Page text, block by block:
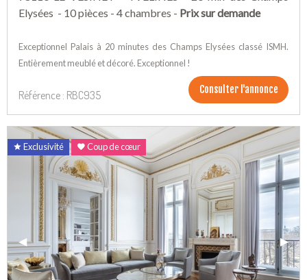
Elysées - 10 pièces - 4 chambres - Prix sur demande
Exceptionnel Palais à 20 minutes des Champs Elysées classé ISMH.
Entièrement meublé et décoré. Exceptionnel !
Référence : RBC935 Consulter l'annonce
Exclusivité Coup de cœur
Previous Slide
◀︎ Next
▶︎